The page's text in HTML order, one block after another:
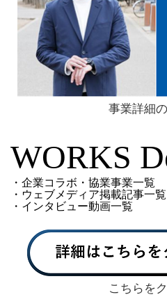
事業詳細
WORKS
・企業コラボ・協業事業一覧
・ウェブメディア掲載記事一覧
・インタビュー動画一覧
こちらを